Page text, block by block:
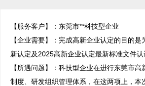
【服务客户】：东莞市**科技型企业
【企业需要】：完成高新企业认定的目的
新认定及2025高新企业认定最新标准文件认
【所遇问题】：科技型企业在进行东莞市
制度、研发组织管理体系，在这两项上，